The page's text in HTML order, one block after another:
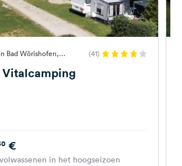
(41)
Vitalcamping
€
in het hoogseizoen